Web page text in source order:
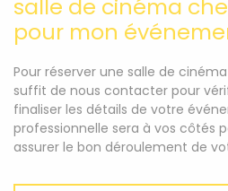
salle de cinéma
pour mon
Pour réserver une salle de
suffit de nous contacter pour
finaliser les détails de votre
professionnelle sera à vos côtés
assurer le bon déroulement de